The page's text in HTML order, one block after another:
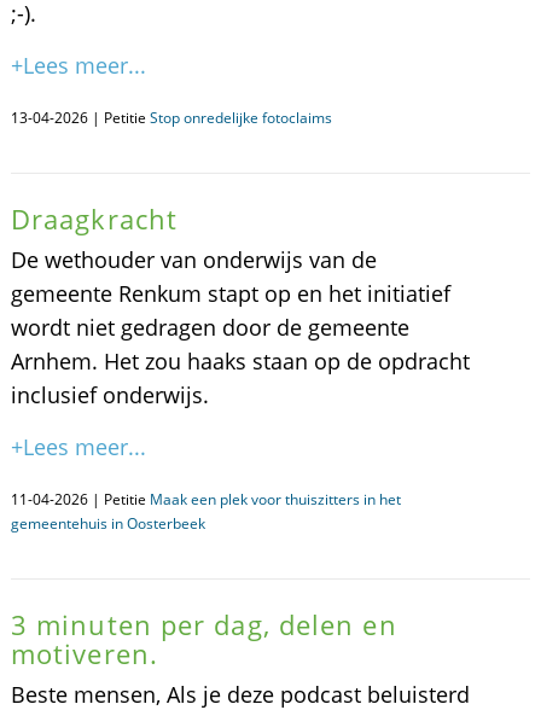
;-).
+Lees meer...
13-04-2026 | Petitie Stop onredelijke fotoclaims
Draagkracht
De wethouder van onderwijs van de
gemeente Renkum stapt op en het initiatief
wordt niet gedragen door de gemeente
Arnhem. Het zou haaks staan op de opdracht
inclusief onderwijs.
+Lees meer...
11-04-2026 | Petitie Maak een plek voor thuiszitters in het
gemeentehuis in Oosterbeek
3 minuten per dag, delen en
motiveren.
Beste mensen, Als je deze podcast beluisterd